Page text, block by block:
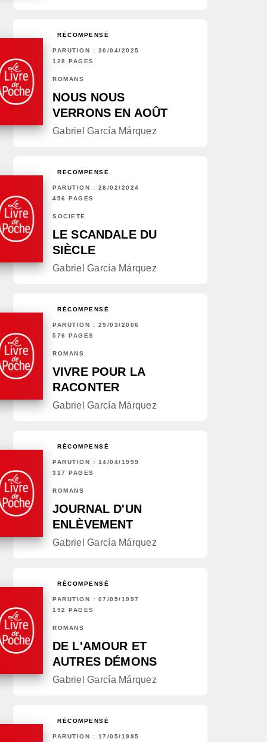
RÉCOMPENSÉ
PARUTION : 30/04/2025
128 PAGES
ROMANS
NOUS NOUS
VERRONS EN AOÛT
Gabriel García Márquez
RÉCOMPENSÉ
PARUTION : 28/02/2024
456 PAGES
SOCIÉTÉ
LE SCANDALE DU
SIÈCLE
Gabriel García Márquez
RÉCOMPENSÉ
PARUTION : 29/03/2006
576 PAGES
ROMANS
VIVRE POUR LA
RACONTER
Gabriel García Márquez
RÉCOMPENSÉ
PARUTION : 14/04/1999
317 PAGES
ROMANS
JOURNAL D'UN
ENLÈVEMENT
Gabriel García Márquez
RÉCOMPENSÉ
PARUTION : 07/05/1997
192 PAGES
ROMANS
DE L'AMOUR ET
AUTRES DÉMONS
Gabriel García Márquez
RÉCOMPENSÉ
PARUTION : 17/05/1995